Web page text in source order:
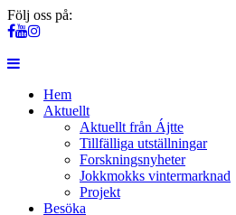
Följ oss på:
Hem
Aktuellt
Aktuellt från Ájtte
Tillfälliga utställningar
Forskningsnyheter
Jokkmokks vintermarknad
Projekt
Besöka